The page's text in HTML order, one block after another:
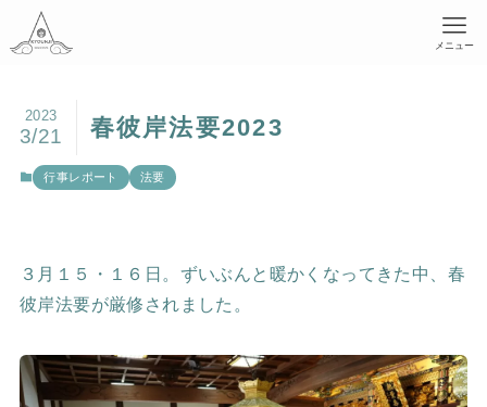
メニュー
春彼岸法要2023
2023
3/21
行事レポート 法要
３月１５・１６日。ずいぶんと暖かくなってきた中、春
彼岸法要が厳修されました。